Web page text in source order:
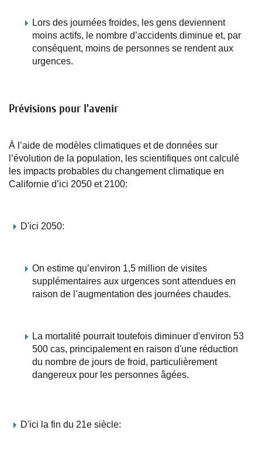
Lors des journées froides, les gens deviennent
moins actifs, le nombre d’accidents diminue et, par
conséquent, moins de personnes se rendent aux
urgences.
Prévisions pour l'avenir
À l’aide de modèles climatiques et de données sur
l’évolution de la population, les scientifiques ont calculé
les impacts probables du changement climatique en
Californie d’ici 2050 et 2100:
D'ici 2050:
On estime qu’environ 1,5 million de visites
supplémentaires aux urgences sont attendues en
raison de l’augmentation des journées chaudes.
La mortalité pourrait toutefois diminuer d'environ 53
500 cas, principalement en raison d'une réduction
du nombre de jours de froid, particulièrement
dangereux pour les personnes âgées.
D'ici la fin du 21e siècle: